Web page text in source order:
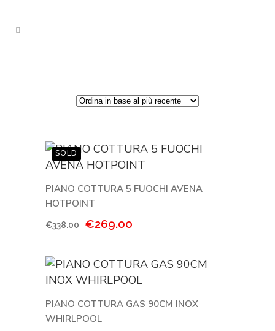
PIANO COTTURA 5 FUOCHI AVENA
HOTPOINT
€338.00
Il
era:
€338.00.
€269.00
è:
€269.00.
PIANO COTTURA GAS 90CM INOX
WHIRLPOOL